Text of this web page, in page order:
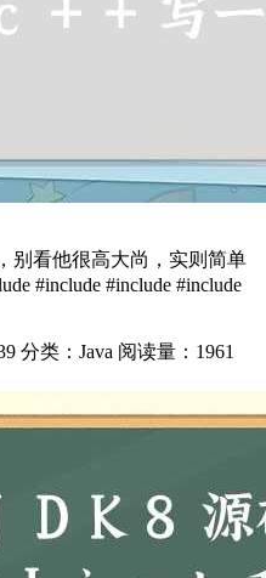
别看他很高大尚，实则简单
#include #include #include
分类：Java 阅读量：1961